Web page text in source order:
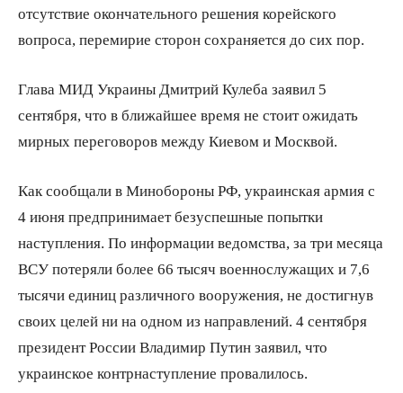
отсутствие окончательного решения корейского
вопроса, перемирие сторон сохраняется до сих пор.
Глава МИД Украины Дмитрий Кулеба заявил 5
сентября, что в ближайшее время не стоит ожидать
мирных переговоров между Киевом и Москвой.
Как сообщали в Минобороны РФ, украинская армия с
4 июня предпринимает безуспешные попытки
наступления. По информации ведомства, за три месяца
ВСУ потеряли более 66 тысяч военнослужащих и 7,6
тысячи единиц различного вооружения, не достигнув
своих целей ни на одном из направлений. 4 сентября
президент России Владимир Путин заявил, что
украинское контрнаступление провалилось.